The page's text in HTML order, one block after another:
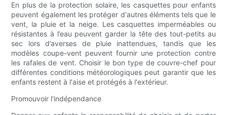
En plus de la protection solaire, les casquettes pour enfants
peuvent également les protéger d'autres éléments tels que le
vent, la pluie et la neige. Les casquettes imperméables ou
résistantes à l’eau peuvent garder la tête des tout-petits au
sec lors d’averses de pluie inattendues, tandis que les
modèles coupe-vent peuvent fournir une protection contre
les rafales de vent. Choisir le bon type de couvre-chef pour
différentes conditions météorologiques peut garantir que les
enfants restent à l'aise et protégés à l'extérieur.
Promouvoir l'indépendance